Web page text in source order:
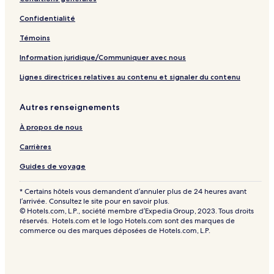
Confidentialité
Témoins
Information juridique/Communiquer avec nous
Lignes directrices relatives au contenu et signaler du contenu
Autres renseignements
À propos de nous
Carrières
Guides de voyage
* Certains hôtels vous demandent d’annuler plus de 24 heures avant
l’arrivée. Consultez le site pour en savoir plus.
© Hotels.com, L.P., société membre d’Expedia Group, 2023. Tous droits
réservés. Hotels.com et le logo Hotels.com sont des marques de
commerce ou des marques déposées de Hotels.com, L.P.